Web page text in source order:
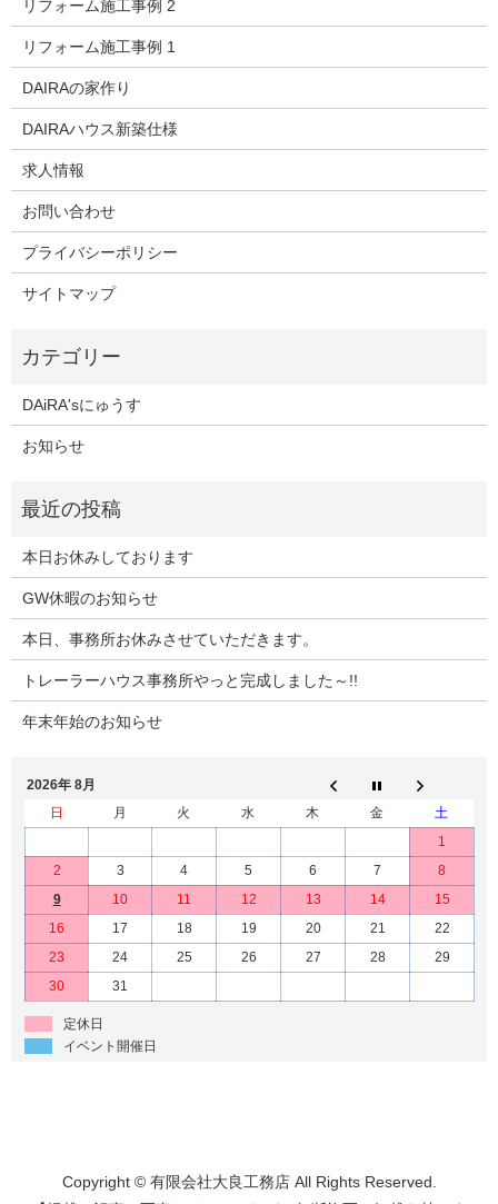
リフォーム施工事例 2
リフォーム施工事例 1
DAIRAの家作り
DAIRAハウス新築仕様
求人情報
お問い合わせ
プライバシーポリシー
サイトマップ
DAiRA'sにゅうす
お知らせ
本日お休みしております
GW休暇のお知らせ
本日、事務所お休みさせていただきます。
トレーラーハウス事務所やっと完成しました～!!
年末年始のお知らせ
2026年 8月
日
月 火 水 木 金
土
1
2
3 4 5 6 7
8
9
10 11 12 13 14
15
16
17 18 19 20 21
22
23
24 25 26 27 28
29
30
31
定休日
イベント開催日
Copyright © 有限会社大良工務店 All Rights Reserved.